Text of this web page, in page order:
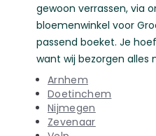
gewoon verrassen, via
bloemenwinkel voor
passend boeket. Je
want wij bezorgen alles
Arnhem
Doetinchem
Nijmegen
Zevenaar